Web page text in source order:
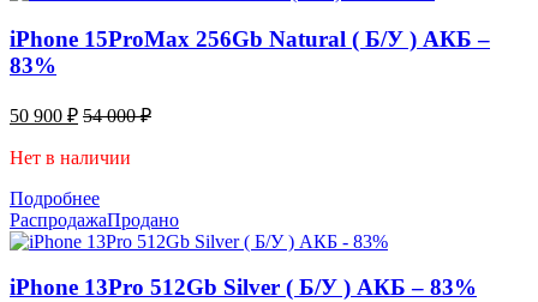
iPhone 15ProMax 256Gb Natural ( Б/У ) АКБ –
83%
50 900 ₽ 54 000₽
Нет в наличии
Подробнее
РаспродажаПродано
iPhone 13Pro 512Gb Silver ( Б/У ) АКБ – 83%